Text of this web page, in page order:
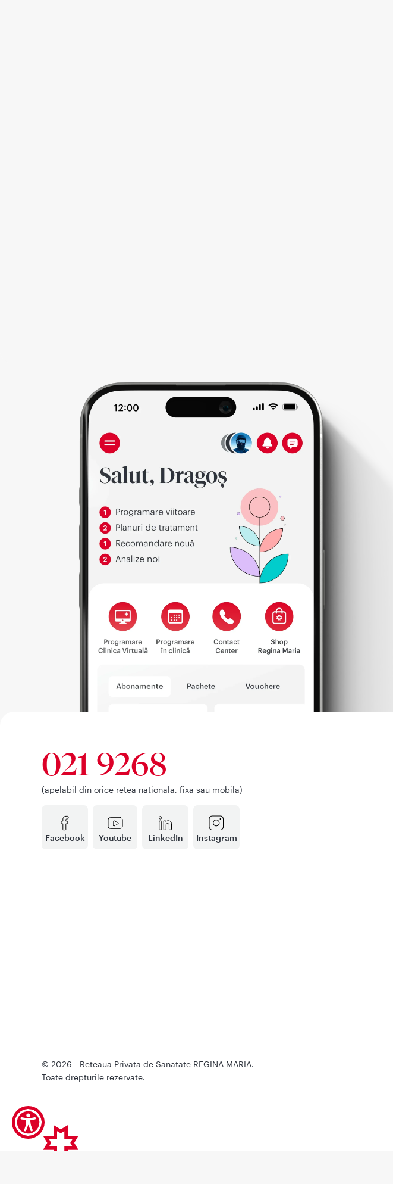
Facebook Youtube LinkedIn Instagram
021 9268
(apelabil din orice retea nationala, fixa sau mobila)
© 2026 - Reteaua Privata de Sanatate REGINA MARIA.
Toate drepturile rezervate.